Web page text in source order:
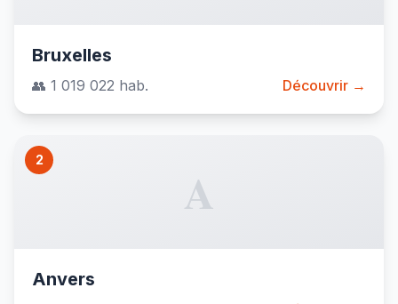
Bruxelles
👥 1 019 022 hab. Découvrir →
2
A
Anvers